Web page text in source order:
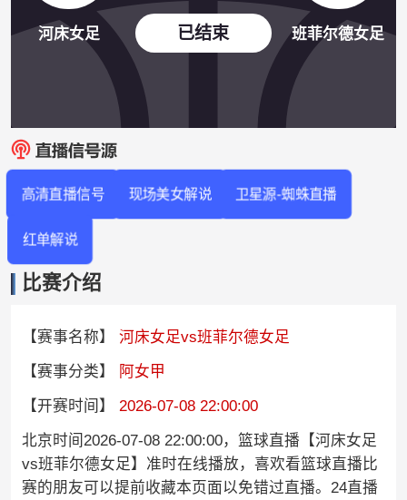
河床女足 已结束 班菲尔德女足
高清直播信号 现场美女解说 卫星源-蜘蛛直播
红单解说
比赛介绍
【赛事名称】
河床女足vs班菲尔德女足
【赛事分类】
阿女甲
【开赛时间】
2026-07-08 22:00:00
北京时间2026-07-08 22:00:00，篮球直播【河床女足
vs班菲尔德女足】准时在线播放，喜欢看篮球直播比
赛的朋友可以提前收藏本页面以免错过直播。24直播